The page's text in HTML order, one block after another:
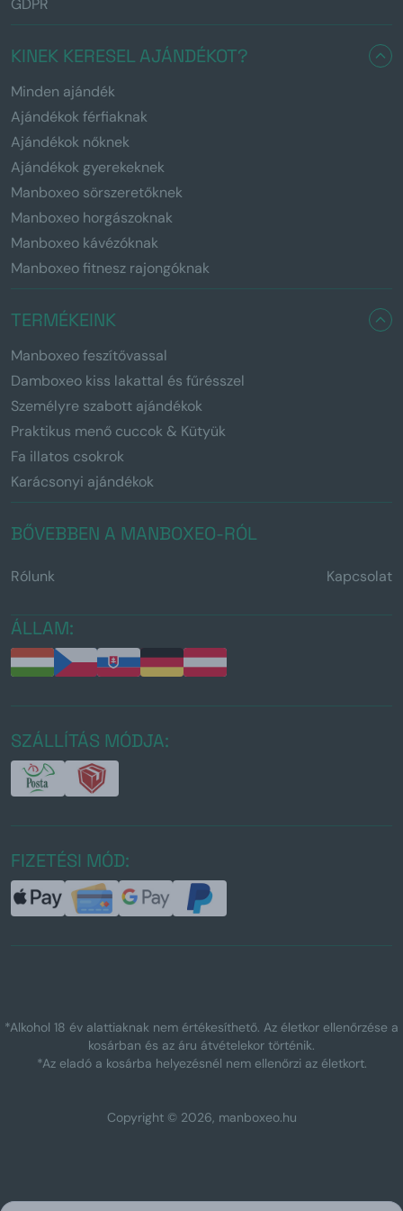
GDPR
KINEK KERESEL AJÁNDÉKOT?
Minden ajándék
Ajándékok férfiaknak
Ajándékok nőknek
Ajándékok gyerekeknek
Manboxeo sörszeretőknek
Manboxeo horgászoknak
Manboxeo kávézóknak
Manboxeo fitnesz rajongóknak
TERMÉKEINK
Manboxeo feszítővassal
Damboxeo kiss lakattal és fűrésszel
Személyre szabott ajándékok
Praktikus menő cuccok & Kütyük
Fa illatos csokrok
Karácsonyi ajándékok
BŐVEBBEN A MANBOXEO-RÓL
Rólunk Kapcsolat
ÁLLAM:
SZÁLLÍTÁS MÓDJA:
FIZETÉSI MÓD:
*Alkohol 18 év alattiaknak nem értékesíthető. Az életkor ellenőrzése a
kosárban és az áru átvételekor történik.
*Az eladó a kosárba helyezésnél nem ellenőrzi az életkort.
Copyright © 2026, manboxeo.hu